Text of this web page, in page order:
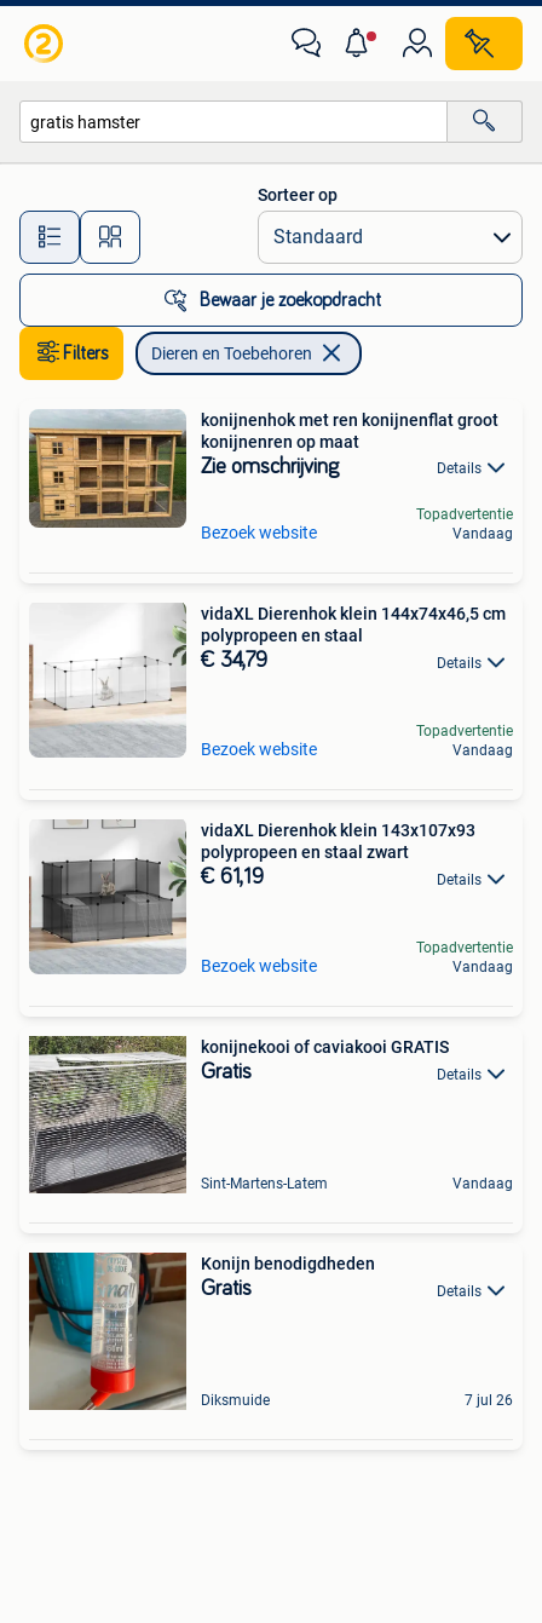
Alle afstanden…
Sorteer op
Bewaar je zoekopdracht
Filters Dieren en Toebehoren
konijnenhok met ren konijnenflat groot
konijnenren op maat
Zie omschrijving Details
Bezoek website
Topadvertentie
Vandaag
vidaXL Dierenhok klein 144x74x46,5 cm
polypropeen en staal
€ 34,79 Details
Bezoek website
Topadvertentie
Vandaag
vidaXL Dierenhok klein 143x107x93
polypropeen en staal zwart
€ 61,19 Details
Bezoek website
Topadvertentie
Vandaag
konijnekooi of caviakooi GRATIS
Gratis Details
Sint-Martens-Latem Vandaag
Konijn benodigdheden
Gratis Details
Diksmuide 7 jul 26